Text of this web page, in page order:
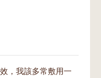
，我該多常敷用一